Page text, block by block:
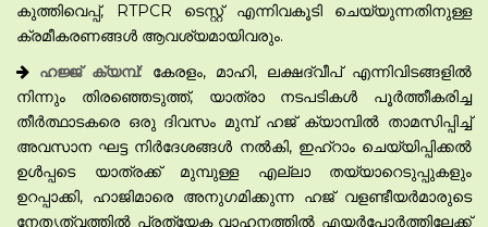
കുത്തിവെപ്പ്, RTPCR ടെസ്റ്റ് എന്നിവകൂടി ചെയ്യുന്നതിനുള്ള
ക്രമീകരണങ്ങൾ ആവശ്യമായിവരും.
ഹജ്ജ് ക്യമ്പ്:കേരളം, മാഹി, ലക്ഷദ്വീപ് എന്നിവിടങ്ങളിൽ
നിന്നും തിരഞ്ഞെടുത്ത്, യാത്രാ നടപടികൾ പൂർത്തീകരിച്ച
തീർത്ഥാടകരെ ഒരു ദിവസം മുമ്പ് ഹജ് ക്യാമ്പിൽ താമസിപ്പിച്ച്
അവസാന ഘട്ട നിർദേശങ്ങൾ നൽകി, ഇഹ്‌റാം ചെയ്യിപ്പിക്കൽ
ഉൾപ്പടെ യാത്രക്ക് മുമ്പുള്ള എല്ലാ തയ്യാറെടുപ്പുകളും
ഉറപ്പാക്കി, ഹാജിമാരെ അനുഗമിക്കുന്ന ഹജ് വളണ്ടീയർമാരുടെ
നേതൃത്വത്തിൽ പ്രത്യേക വാഹനത്തിൽ എയർപോർത്തിലേക്ക്